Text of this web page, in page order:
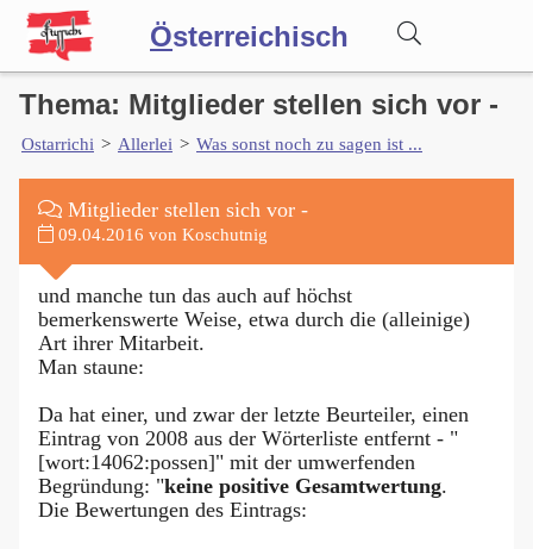
Österreichisch
Wörterbuch
Forum
Blog
Thema: Mitglieder stellen sich vor -
Ostarrichi > Allerlei > Was sonst noch zu sagen ist ...
Mitglieder stellen sich vor -
09.04.2016 von Koschutnig
und manche tun das auch auf höchst
bemerkenswerte Weise, etwa durch die (alleinige)
Art ihrer Mitarbeit.
Man staune:
Da hat einer, und zwar der letzte Beurteiler, einen
Eintrag von 2008 aus der Wörterliste entfernt - "
[wort:14062:possen]" mit der umwerfenden
Begründung: "keine positive Gesamtwertung.
Die Bewertungen des Eintrags: